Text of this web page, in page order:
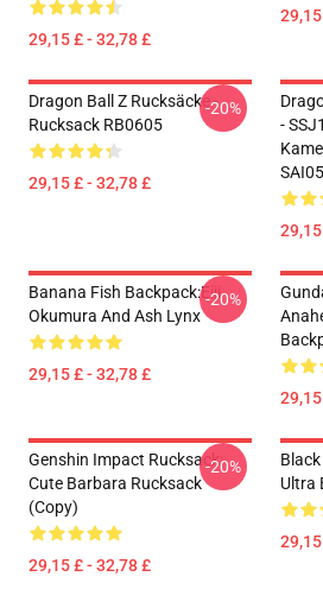
29,15 £ - 32,78 £
Dragon Ball Z Rucksäcke -
Rucksack RB0605
29,15 £ - 32,78 £
-20%
-
Banana Fish Backpack:Eiji
Okumura And Ash Lynx
29,15 £ - 32,78 £
-20%
Genshin Impact Rucksack:
Cute Barbara Rucksack
(Copy)
29,15 £ - 32,78 £
-20%
Ultra